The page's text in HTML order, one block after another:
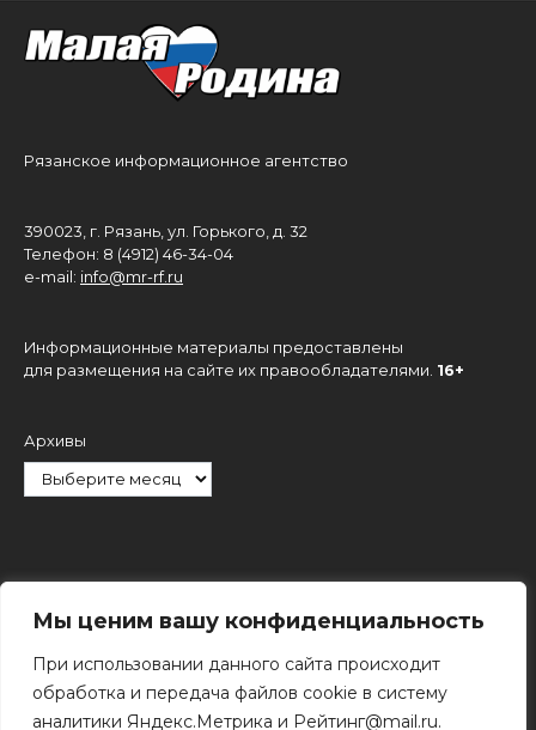
Мы ценим вашу конфиденциальность
При использовании данного сайта происходит
обработка и передача файлов cookie в систему
аналитики Яндекс.Метрика и Рейтинг@mail.ru.
Рязанское информационное агентство
390023, г. Рязань, ул. Горького, д. 32
Телефон: 8 (4912) 46-34-04
e-mail: info@mr-rf.ru
Информационные материалы предоставлены
для размещения на сайте их правообладателями. 16+
Архивы